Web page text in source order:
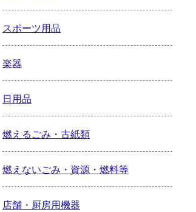
スポーツ用品
楽器
日用品
燃えるごみ・古紙類
燃えないごみ・資源・燃料等
店舗・厨房用機器